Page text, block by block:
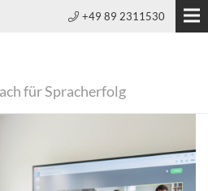
+49 89 2311530
für Spracherfolg